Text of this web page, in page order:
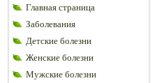
Главная страница
Заболевания
Детские болезни
Женские болезни
Мужские болезни